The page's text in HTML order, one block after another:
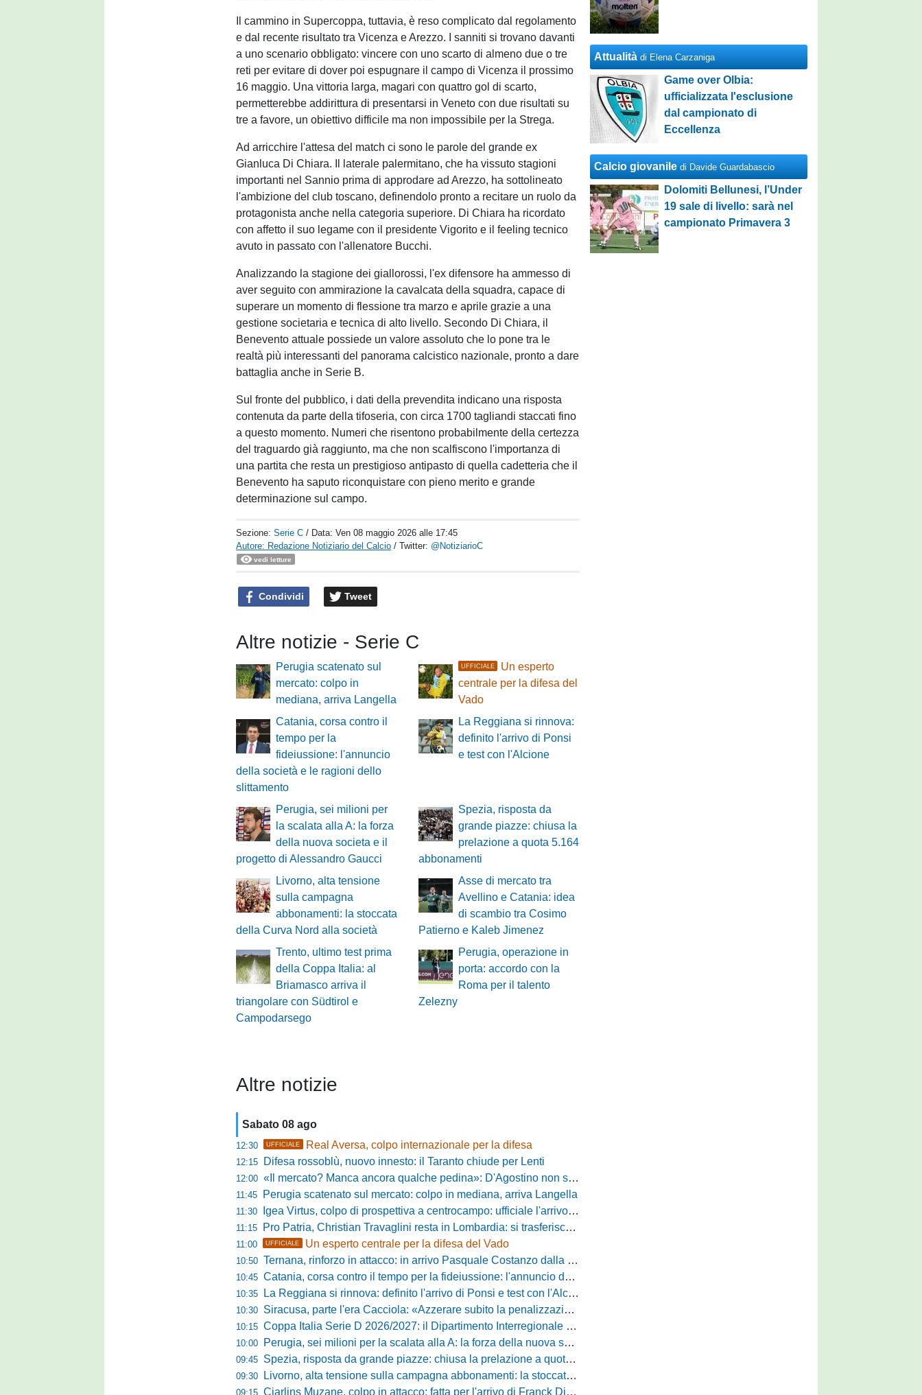
Il cammino in Supercoppa, tuttavia, è reso complicato dal regolamento
e dal recente risultato tra Vicenza e Arezzo. I sanniti si trovano davanti
a uno scenario obbligato: vincere con uno scarto di almeno due o tre
reti per evitare di dover poi espugnare il campo di Vicenza il prossimo
16 maggio. Una vittoria larga, magari con quattro gol di scarto,
permetterebbe addirittura di presentarsi in Veneto con due risultati su
tre a favore, un obiettivo difficile ma non impossibile per la Strega.
Ad arricchire l'attesa del match ci sono le parole del grande ex
Gianluca Di Chiara. Il laterale palermitano, che ha vissuto stagioni
importanti nel Sannio prima di approdare ad Arezzo, ha sottolineato
l'ambizione del club toscano, definendolo pronto a recitare un ruolo da
protagonista anche nella categoria superiore. Di Chiara ha ricordato
con affetto il suo legame con il presidente Vigorito e il feeling tecnico
avuto in passato con l'allenatore Bucchi.
Analizzando la stagione dei giallorossi, l'ex difensore ha ammesso di
aver seguito con ammirazione la cavalcata della squadra, capace di
superare un momento di flessione tra marzo e aprile grazie a una
gestione societaria e tecnica di alto livello. Secondo Di Chiara, il
Benevento attuale possiede un valore assoluto che lo pone tra le
realtà più interessanti del panorama calcistico nazionale, pronto a dare
battaglia anche in Serie B.
Sul fronte del pubblico, i dati della prevendita indicano una risposta
contenuta da parte della tifoseria, con circa 1700 tagliandi staccati fino
a questo momento. Numeri che risentono probabilmente della certezza
del traguardo già raggiunto, ma che non scalfiscono l'importanza di
una partita che resta un prestigioso antipasto di quella cadetteria che il
Benevento ha saputo riconquistare con pieno merito e grande
determinazione sul campo.
Sezione:Serie C / Data:Ven 08 maggio 2026 alle 17:45
Autore: Redazione Notiziario del Calcio / Twitter: @NotiziarioC
vedi letture
Condividi Tweet
Altre notizie - Serie C
Perugia scatenato sul
mercato: colpo in
mediana, arriva Langella
UFFICIALE
Un esperto
centrale per la difesa del
Vado
Catania, corsa contro il
tempo per la
fideiussione: l'annuncio
della società e le ragioni dello
slittamento
La Reggiana si rinnova:
definito l'arrivo di Ponsi
e test con l'Alcione
Perugia, sei milioni per
la scalata alla A: la forza
della nuova societa e il
progetto di Alessandro Gaucci
Spezia, risposta da
grande piazze: chiusa la
prelazione a quota 5.164
abbonamenti
Livorno, alta tensione
sulla campagna
abbonamenti: la stoccata
della Curva Nord alla società
Asse di mercato tra
Avellino e Catania: idea
di scambio tra Cosimo
Patierno e Kaleb Jimenez
Trento, ultimo test prima
della Coppa Italia: al
Briamasco arriva il
triangolare con Südtirol e
Campodarsego
Perugia, operazione in
porta: accordo con la
Roma per il talento
Zelezny
Altre notizie
Sabato 08 ago
12:30 UFFICIALE Real Aversa, colpo internazionale per la difesa
12:15 Difesa rossoblù, nuovo innesto: il Taranto chiude per Lenti
12:00 «Il mercato? Manca ancora qualche pedina»: D'Agostino non si ferma e punta in alto
11:45 Perugia scatenato sul mercato: colpo in mediana, arriva Langella
11:30 Igea Virtus, colpo di prospettiva a centrocampo: ufficiale l'arrivo di Bilal Khamlich
11:15 Pro Patria, Christian Travaglini resta in Lombardia: si trasferisce in Serie D
11:00 UFFICIALE Un esperto centrale per la difesa del Vado
10:50 Ternana, rinforzo in attacco: in arrivo Pasquale Costanzo dalla Paganese
10:45 Catania, corsa contro il tempo per la fideiussione: l'annuncio della società e le ragioni dello slittamento
10:35 La Reggiana si rinnova: definito l'arrivo di Ponsi e test con l'Alcione
10:30 Siracusa, parte l'era Cacciola: «Azzerare subito la penalizzazione, saremo camaleontici»
10:15 Coppa Italia Serie D 2026/2027: il Dipartimento Interregionale corregge il tabellone, ecco i nuovi abbinamenti
10:00 Perugia, sei milioni per la scalata alla A: la forza della nuova societa e il progetto di Alessandro Gaucci
09:45 Spezia, risposta da grande piazze: chiusa la prelazione a quota 5.164 abbonamenti
09:30 Livorno, alta tensione sulla campagna abbonamenti: la stoccata della Curva Nord alla società
09:15 Cjarlins Muzane, colpo in attacco: fatta per l'arrivo di Franck Djoulou
Attualità di Elena Carzaniga
Game over Olbia:
ufficializzata l'esclusione
dal campionato di
Eccellenza
Calcio giovanile di Davide Guardabascio
Dolomiti Bellunesi, l’Under
19 sale di livello: sarà nel
campionato Primavera 3